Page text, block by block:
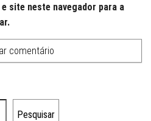
site neste navegador para a
Pesquisar